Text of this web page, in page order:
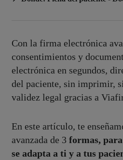
Con la firma electrónica
consentimientos y
electrónica en segundos,
del paciente, sin imprimir,
validez legal gracias a
En este artículo, te
avanzada de 3 formas,
se adapta a ti y a tus